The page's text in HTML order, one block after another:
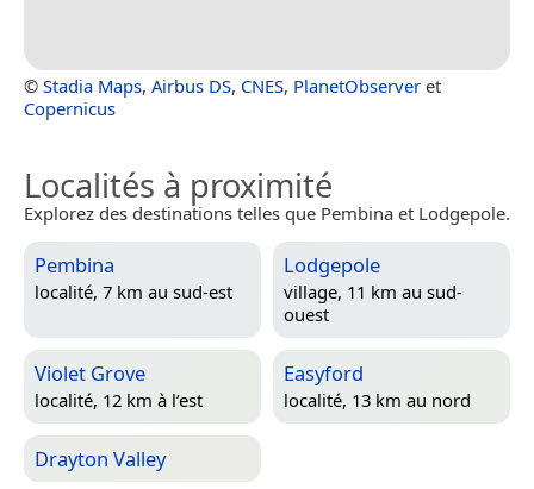
© Stadia Maps, Airbus DS, CNES, PlanetObserver et
Copernicus
Localités à proximité
Explorez des destinations telles que Pembina et Lodgepole.
Pembina
localité, 7 km au sud-est
Lodgepole
village, 11 km au sud-
ouest
Violet Grove
localité, 12 km à l’est
Easyford
localité, 13 km au nord
Drayton Valley